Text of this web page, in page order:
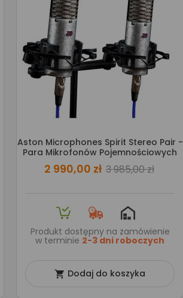
Aston Microphones Spirit Stereo Pair -
Para Mikrofonów Pojemnościowych
2 990,00 zł 3 985,00 zł
Produkt dostępny na zamówienie
w terminie 2-3 dni roboczych
 Dodaj do koszyka